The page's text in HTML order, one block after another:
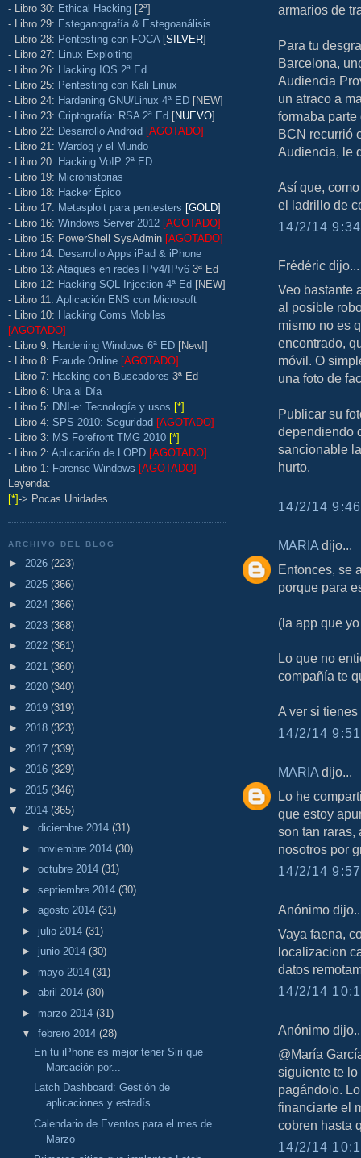
- Libro 30: Ethical Hacking [2ª]
- Libro 29: Esteganografía & Estegoanálisis
- Libro 28: Pentesting con FOCA [SILVER]
- Libro 27: Linux Exploiting
- Libro 26: Hacking IOS 2ª Ed
- Libro 25: Pentesting con Kali Linux
- Libro 24: Hardening GNU/Linux 4ª ED [NEW]
- Libro 23: Criptografía: RSA 2ª Ed [NUEVO]
- Libro 22: Desarrollo Android [AGOTADO]
- Libro 21: Wardog y el Mundo
- Libro 20: Hacking VoIP 2ª ED
- Libro 19: Microhistorias
- Libro 18: Hacker Épico
- Libro 17: Metasploit para pentesters [GOLD]
- Libro 16: Windows Server 2012 [AGOTADO]
- Libro 15: PowerShell SysAdmin [AGOTADO]
- Libro 14: Desarrollo Apps iPad & iPhone
- Libro 13: Ataques en redes IPv4/IPv6 3ª Ed
- Libro 12: Hacking SQL Injection 4ª Ed [NEW]
- Libro 11: Aplicación ENS con Microsoft
- Libro 10: Hacking Coms Mobiles
[AGOTADO]
- Libro 9: Hardening Windows 6ª ED [New!]
- Libro 8: Fraude Online [AGOTADO]
- Libro 7: Hacking con Buscadores 3ª Ed
- Libro 6: Una al Día
- Libro 5: DNI-e: Tecnología y usos [*]
- Libro 4: SPS 2010: Seguridad [AGOTADO]
- Libro 3: MS Forefront TMG 2010 [*]
- Libro 2: Aplicación de LOPD [AGOTADO]
- Libro 1: Forense Windows [AGOTADO]
Leyenda:
[*]-> Pocas Unidades
ARCHIVO DEL BLOG
► 2026 (223)
► 2025 (366)
► 2024 (366)
► 2023 (368)
► 2022 (361)
► 2021 (360)
► 2020 (340)
► 2019 (319)
► 2018 (323)
► 2017 (339)
► 2016 (329)
► 2015 (346)
▼ 2014 (365)
► diciembre 2014 (31)
► noviembre 2014 (30)
► octubre 2014 (31)
► septiembre 2014 (30)
► agosto 2014 (31)
► julio 2014 (31)
► junio 2014 (30)
► mayo 2014 (31)
► abril 2014 (30)
► marzo 2014 (31)
▼ febrero 2014 (28)
En tu iPhone es mejor tener Siri que
Marcación por...
Latch Dashboard: Gestión de
aplicaciones y estadís...
Calendario de Eventos para el mes de
Marzo
armarios de
Para tu
Barcelona,
Audiencia
un atraco a
formaba
BCN recurrió
Audiencia, le
Así que,
el ladrillo de
14/2/14
Frédéric dijo...
Veo bastante
al posible
mismo no es
encontrado,
móvil. O
una foto de
Publicar su
dependiendo
sancionable
hurto.
14/2/14
MARIA dijo...
Entonces, se
porque para
(la app que
Lo que no
compañía te
A ver si
14/2/14
MARIA dijo...
Lo he
que estoy
son tan raras,
nosotros por
14/2/14
Anónimo
Vaya faena,
localizacion
datos
14/2/14
Anónimo
@María
siguiente te
pagándolo.
financiarte el
cobren hasta
14/2/14